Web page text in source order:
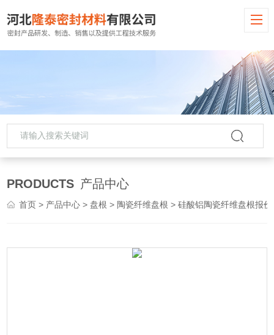
PRODUCTS 产品中心
首页 > 产品中心 > 盘根 > 陶瓷纤维盘根 > 硅酸铝陶瓷纤维盘根报价